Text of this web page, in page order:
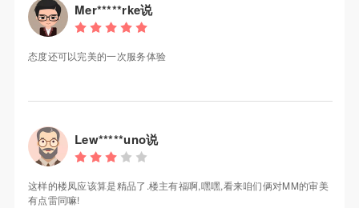
Mer*****rke说
态度还可以完美的一次服务体验
Lew*****uno说
这样的楼凤应该算是精品了.楼主有福啊,嘿嘿,看来咱们俩对MM的审美
有点雷同嘛!